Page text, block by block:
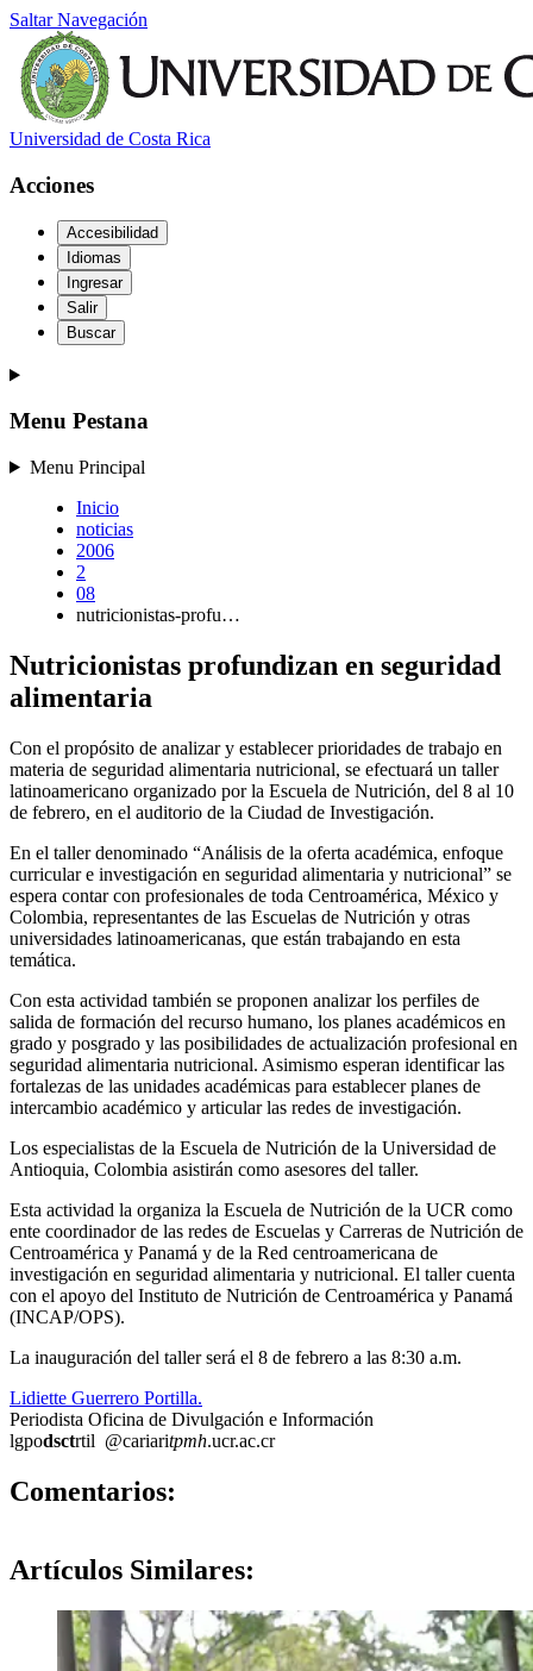
Saltar Navegación
Universidad de Costa Rica
Acciones
Accesibilidad
Idiomas
Ingresar
Salir
Buscar
Menu Pestana
Menu Principal
Inicio
noticias
2006
2
08
nutricionistas-profu…
Nutricionistas profundizan en seguridad
alimentaria
Con el propósito de analizar y establecer prioridades de trabajo en
materia de seguridad alimentaria nutricional, se efectuará un taller
latinoamericano organizado por la Escuela de Nutrición, del 8 al 10
de febrero, en el auditorio de la Ciudad de Investigación.
En el taller denominado “Análisis de la oferta académica, enfoque
curricular e investigación en seguridad alimentaria y nutricional” se
espera contar con profesionales de toda Centroamérica, México y
Colombia, representantes de las Escuelas de Nutrición y otras
universidades latinoamericanas, que están trabajando en esta
temática.
Con esta actividad también se proponen analizar los perfiles de
salida de formación del recurso humano, los planes académicos en
grado y posgrado y las posibilidades de actualización profesional en
seguridad alimentaria nutricional. Asimismo esperan identificar las
fortalezas de las unidades académicas para establecer planes de
intercambio académico y articular las redes de investigación.
Los especialistas de la Escuela de Nutrición de la Universidad de
Antioquia, Colombia asistirán como asesores del taller.
Esta actividad la organiza la Escuela de Nutrición de la UCR como
ente coordinador de las redes de Escuelas y Carreras de Nutrición de
Centroamérica y Panamá y de la Red centroamericana de
investigación en seguridad alimentaria y nutricional. El taller cuenta
con el apoyo del Instituto de Nutrición de Centroamérica y Panamá
(INCAP/OPS).
La inauguración del taller será el 8 de febrero a las 8:30 a.m.
Lidiette Guerrero Portilla.
Periodista Oficina de Divulgación e Información
lgpodsctrtil @cariaritpmh.ucr.ac.cr
Comentarios:
Artículos Similares: